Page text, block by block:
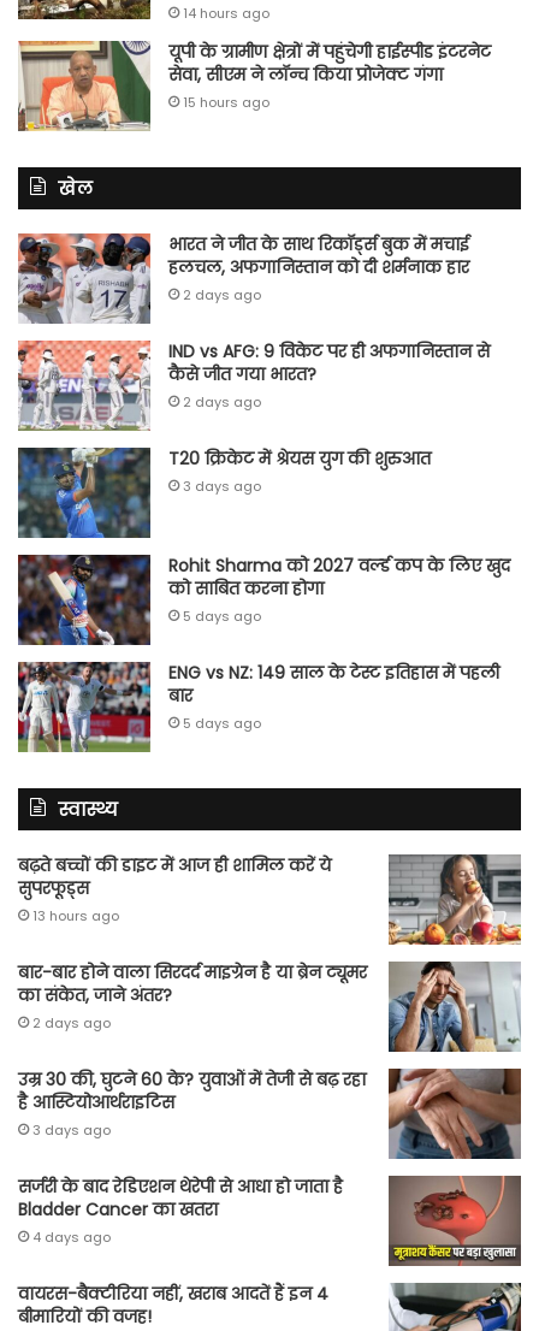
14 hours ago
यूपी के ग्रामीण क्षेत्रों में पहुंचेगी हाईस्पीड इंटरनेट
सेवा, सीएम ने लॉन्च किया प्रोजेक्ट गंगा
15 hours ago
खेल
भारत ने जीत के साथ रिकॉर्ड्स बुक में मचाई
हलचल, अफगानिस्तान को दी शर्मनाक हार
2 days ago
IND vs AFG: 9 विकेट पर ही अफगानिस्तान से
कैसे जीत गया भारत?
2 days ago
T20 क्रिकेट में श्रेयस युग की शुरुआत
3 days ago
Rohit Sharma को 2027 वर्ल्‍ड कप के लिए खुद
को साबित करना होगा
5 days ago
ENG vs NZ: 149 साल के टेस्‍ट इतिहास में पहली
बार
5 days ago
स्वास्थ्य
बढ़ते बच्चों की डाइट में आज ही शामिल करें ये
सुपरफूड्स
13 hours ago
बार-बार होने वाला सिरदर्द माइग्रेन है या ब्रेन ट्यूमर
का संकेत, जाने अंतर?
2 days ago
उम्र 30 की, घुटने 60 के? युवाओं में तेजी से बढ़ रहा
है आस्टियोआर्थराइटिस
3 days ago
सर्जरी के बाद रेडिएशन थेरेपी से आधा हो जाता है
Bladder Cancer का खतरा
4 days ago
वायरस-बैक्टीरिया नहीं, खराब आदतें हैं इन 4
बीमारियों की वजह!